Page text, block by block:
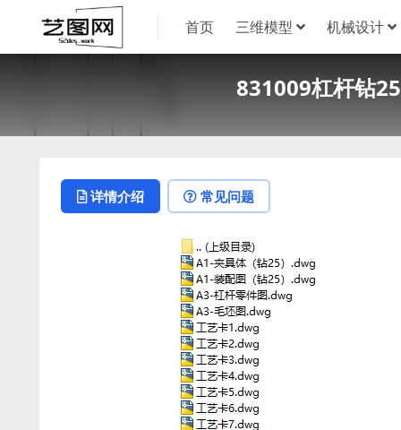
首页 三维模型 机械设计
831009杠杆钻
详情介绍 常见问题